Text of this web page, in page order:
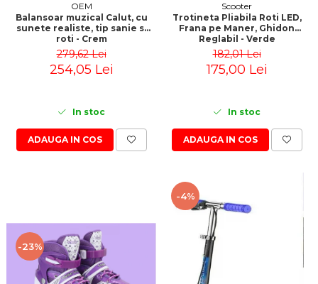
OEM
Balansoar muzical Calut, cu
sunete realiste, tip sanie si
roti - Crem
279,62 Lei
254,05 Lei
In stoc
ADAUGA IN COS
Scooter
Trotineta Pliabila Roti LED,
Frana pe Maner, Ghidon
Reglabil - Verde
182,01 Lei
175,00 Lei
In stoc
ADAUGA IN COS
-23%
-4%